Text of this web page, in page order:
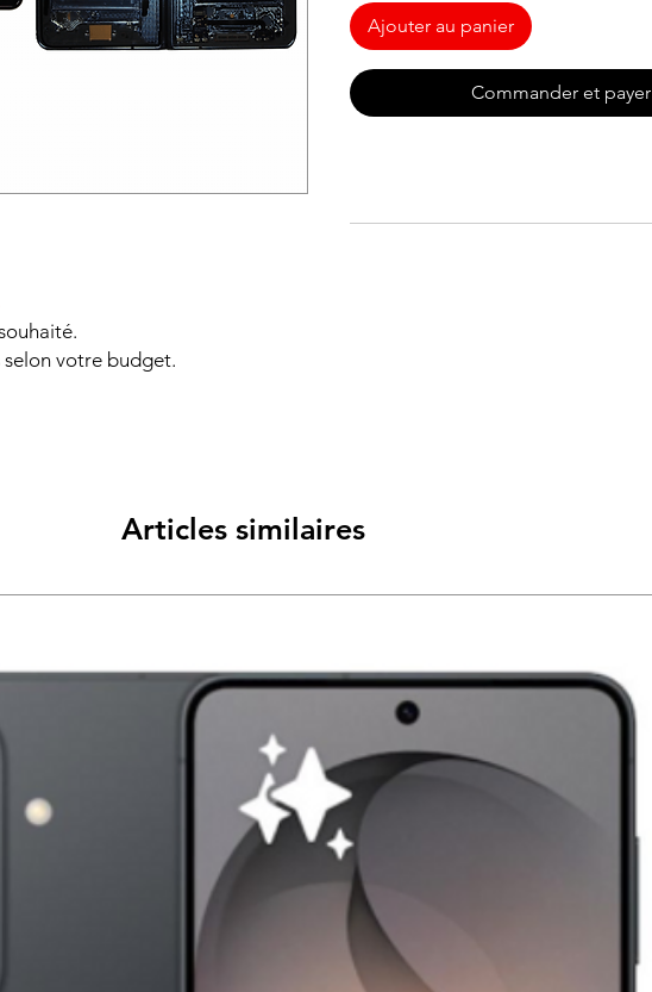
votre budget.
Ajouter au panier
Commander et payer
Articles similaires